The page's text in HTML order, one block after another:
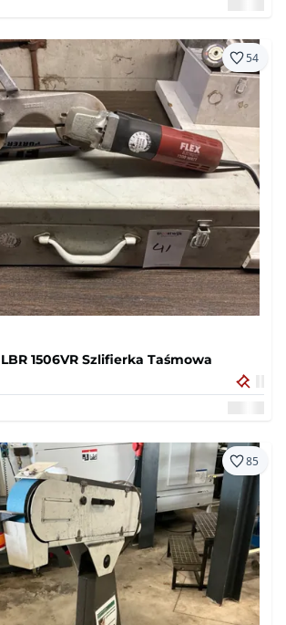
54
1506VR Szlifierka Taśmowa
85